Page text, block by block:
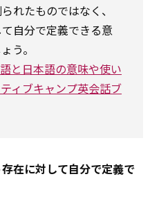
れたものではなく、
自分で定義できる意
う。
と日本語の意味や使い
ィブキャンプ英会話ブ
在に対して自分で定義で